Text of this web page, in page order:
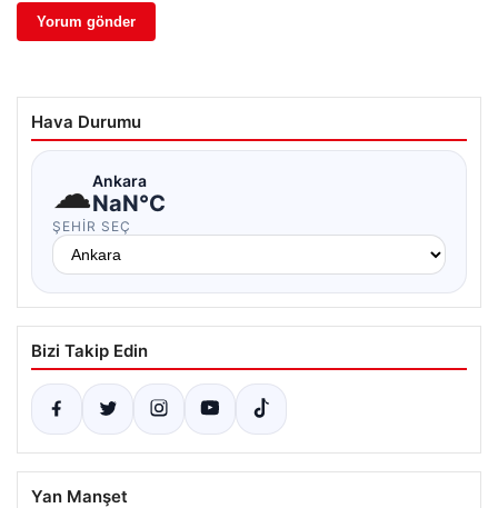
Hava Durumu
☁Ankara
NaN°C
ŞEHIR SEÇ
Bizi Takip Edin
Yan Manşet